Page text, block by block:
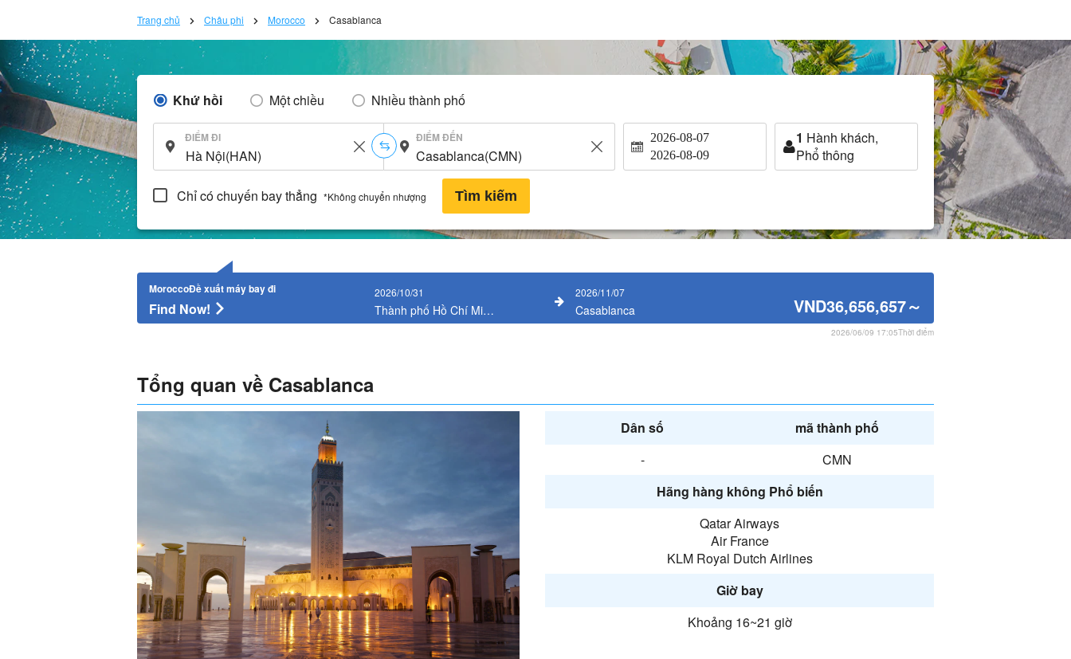
Trang chủ Châu phi Morocco Casablanca
Khứ hồi Một chiều Nhiều thành phố
ĐIỂM ĐI ĐIỂM ĐẾN 2026-08-07
2026-08-09
1 Hành khách,
Phổ thông
Chỉ có chuyến bay thẳng *Không chuyển nhượng Tìm kiếm
MoroccoĐề xuất máy bay đi
Find Now!
2026/10/31
Thành phố Hồ Chí Minh(SGN)
2026/11/07
Casablanca VND36,656,657～
2026/06/09 17:05Thời điểm
Tổng quan về Casablanca
Dân số
mã thành phố
-
CMN
Hãng hàng không Phổ biến
Qatar Airways
Air France
KLM Royal Dutch Airlines
Giờ bay
Khoảng 16~21 giờ